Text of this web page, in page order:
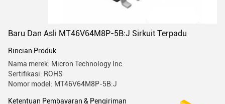
Baru Dan Asli MT46V64M8P-5B:J Sirkuit Terpadu
Rincian Produk
Nama merek: Micron Technology Inc.
Sertifikasi: ROHS
Nomor model: MT46V64M8P-5B:J
Ketentuan Pembayaran & Pengiriman